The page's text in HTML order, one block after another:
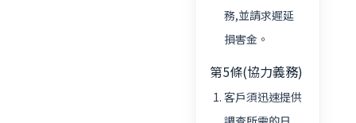
務,並請求遲延
損害金。
第5條(協力義務)
客戶須迅速提供